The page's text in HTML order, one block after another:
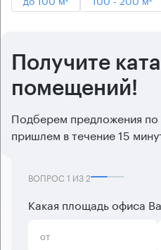
Получите
помещений!
Подберем предложения
пришлем в течение 15
ВОПРОС 1 ИЗ2
Какая площадь офиса